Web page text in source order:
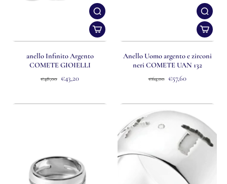
anello Infinito Argento
COMETE GIOIELLI
€48,00 €43,20
Anello Uomo argento e zirconi
neri COMETE UAN 132
€64,00 €57,60